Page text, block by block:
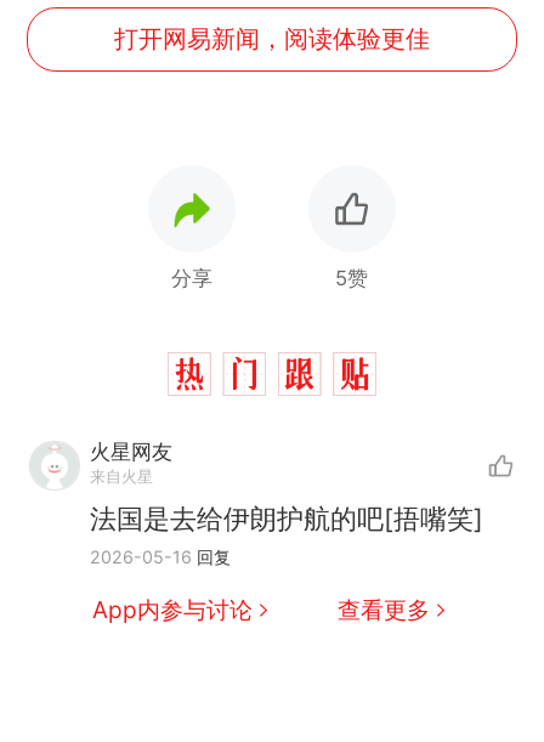
打开网易新闻，阅读体验更佳
分享 5赞
火星网友
来自火星
法国是去给伊朗护航的吧[捂嘴笑]
2026-05-16 回复
App内参与讨论 查看更多